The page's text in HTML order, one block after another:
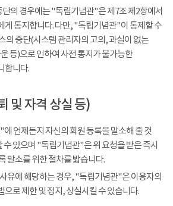
의 경우에는 "독립기념관"은 제7조 제2항에서
게 통지합니다. 다만, "독립기념관"이 통제할 수
의 중단(시스템 관리자의 고의, 과실이 없는
등)으로 인하여 사전 통지가 불가능한
합니다.
및 자격 상실 등)
언제든지 자신의 회원 등록을 말소해 줄 것
수 있으며 "독립기념관"은 위 요청을 받은 즉시
말소를 위한 절차를 밟습니다.
유에 해당하는 경우, "독립기념관"은 이용자의
으로 제한 및 정지, 상실시킬 수 있습니다.